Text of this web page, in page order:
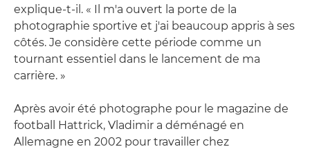
explique-t-il. « Il m'a ouvert la porte de la
photographie sportive et j'ai beaucoup appris à ses
côtés. Je considère cette période comme un
tournant essentiel dans le lancement de ma
carrière. »
Après avoir été photographe pour le magazine de
football Hattrick, Vladimir a déménagé en
Allemagne en 2002 pour travailler chez